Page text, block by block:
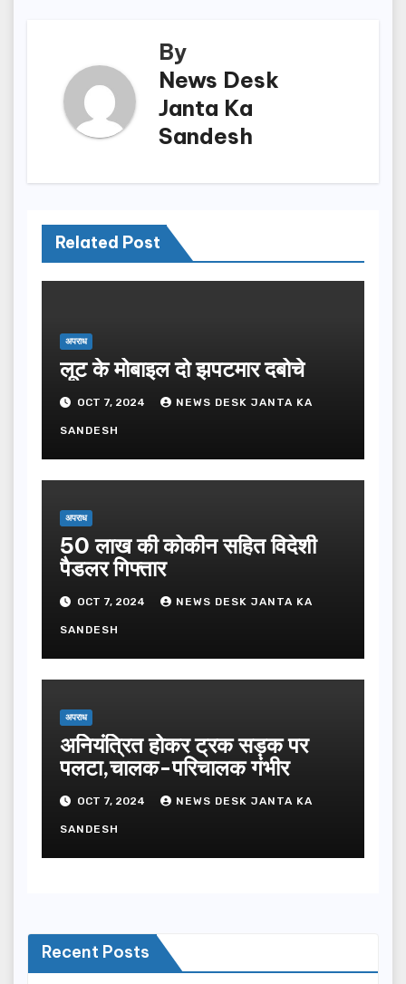
By
News Desk
Janta Ka
Sandesh
Related Post
अपराध
लूट के मोबाइल दो झपटमार दबोचे
OCT 7, 2024 NEWS DESK JANTA KA
SANDESH
अपराध
50 लाख की कोकीन सहित विदेशी
पैडलर गिफ्तार
OCT 7, 2024 NEWS DESK JANTA KA
SANDESH
अपराध
अनियंत्रित होकर ट्रक सड़क पर
पलटा,चालक-परिचालक गंभीर
OCT 7, 2024 NEWS DESK JANTA KA
SANDESH
Recent Posts